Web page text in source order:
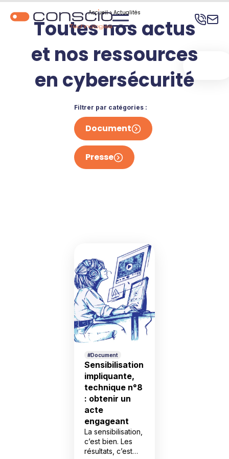
Accueil> Actualités
Toutes nos actus
et nos ressources
en cybersécurité
Filtres de catégories
Filtrer par catégories :
Sélectionner les catégories
Document
Presse
#Document
Sensibilisation
impliquante,
technique n°8
: obtenir un
acte
engageant
La sensibilisation,
c’est bien. Les
résultats, c’est